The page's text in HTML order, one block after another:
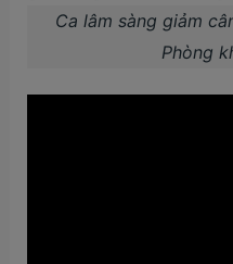
Ca lâm sàng giảm
Phòng